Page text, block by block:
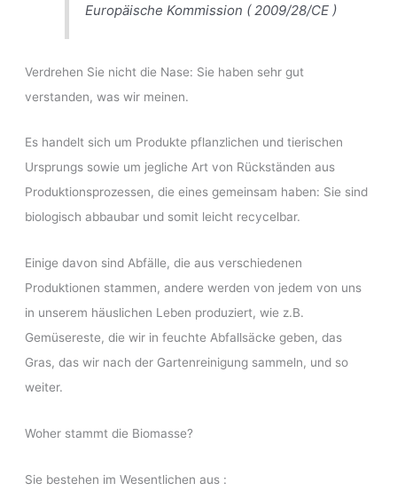
Europäische Kommission ( 2009/28/CE )
Verdrehen Sie nicht die Nase: Sie haben sehr gut
verstanden, was wir meinen.
Es handelt sich um Produkte pflanzlichen und tierischen
Ursprungs sowie um jegliche Art von Rückständen aus
Produktionsprozessen, die eines gemeinsam haben: Sie sind
biologisch abbaubar und somit leicht recycelbar.
Einige davon sind Abfälle, die aus verschiedenen
Produktionen stammen, andere werden von jedem von uns
in unserem häuslichen Leben produziert, wie z.B.
Gemüsereste, die wir in feuchte Abfallsäcke geben, das
Gras, das wir nach der Gartenreinigung sammeln, und so
weiter.
Woher stammt die Biomasse?
Sie bestehen im Wesentlichen aus :